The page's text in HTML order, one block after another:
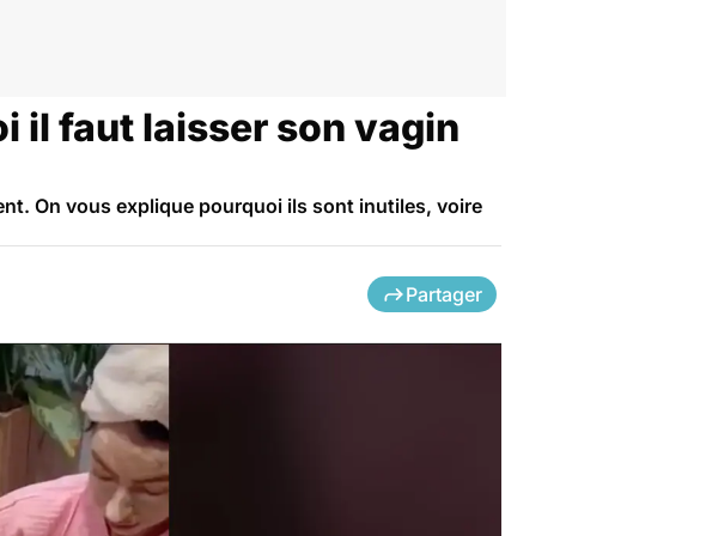
il faut laisser son vagin
On vous explique pourquoi ils sont inutiles, voire
Partager